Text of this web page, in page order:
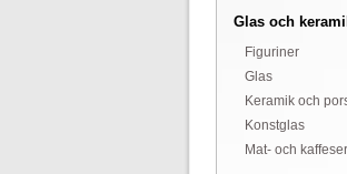
Glas och
Figuriner
Glas
Keramik och
Konstglas
Mat- och